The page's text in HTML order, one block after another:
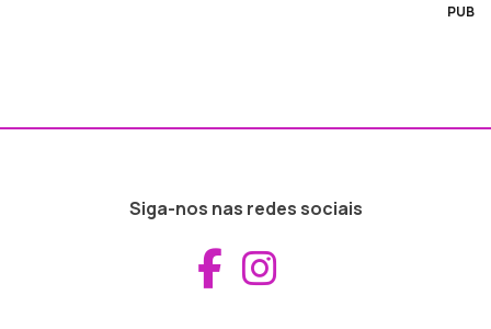
PUB
Siga-nos nas redes sociais
Aceder ao